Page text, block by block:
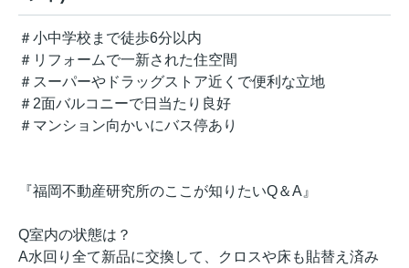
＃小中学校まで徒歩6分以内
＃リフォームで一新された住空間
＃スーパーやドラッグストア近くで便利な立地
＃2面バルコニーで日当たり良好
＃マンション向かいにバス停あり
『福岡不動産研究所のここが知りたいQ＆A』
Q室内の状態は？
A水回り全て新品に交換して、クロスや床も貼替え済み